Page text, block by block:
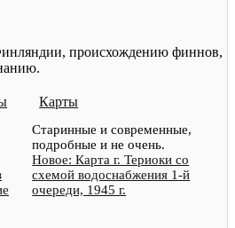
происхождению финнов,
Карты
Старинные и современные,
подробные и не очень.
Новое: Карта г. Териоки со
схемой водоснабжения 1-й
очереди, 1945 г.